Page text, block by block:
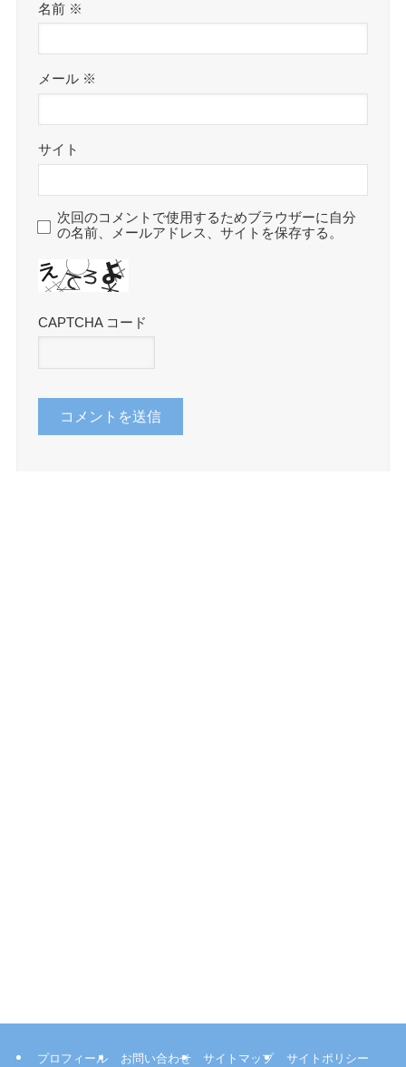
名前 ※
メール ※
サイト
次回のコメントで使用するためブラウザーに自分
の名前、メールアドレス、サイトを保存する。
CAPTCHA コード
プロフィール お問い合わせ サイトマップ サイトポリシー